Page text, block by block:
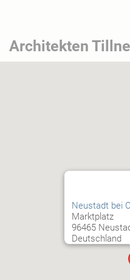
Architekten
Neustadt bei
Marktplatz
96465
Deutschland